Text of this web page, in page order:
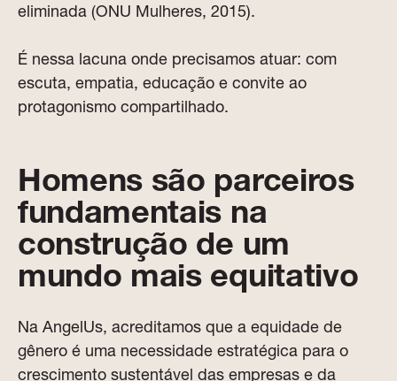
eliminada (ONU Mulheres, 2015).
É nessa lacuna onde precisamos atuar: com
escuta, empatia, educação e convite ao
protagonismo compartilhado.
Homens são parceiros
fundamentais na
construção de um
mundo mais equitativo
Na AngelUs, acreditamos que a equidade de
gênero é uma necessidade estratégica para o
crescimento sustentável das empresas e da